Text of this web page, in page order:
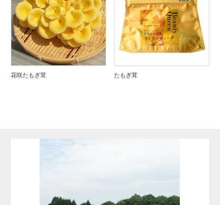
花咲たもぎ茸 たもぎ茸